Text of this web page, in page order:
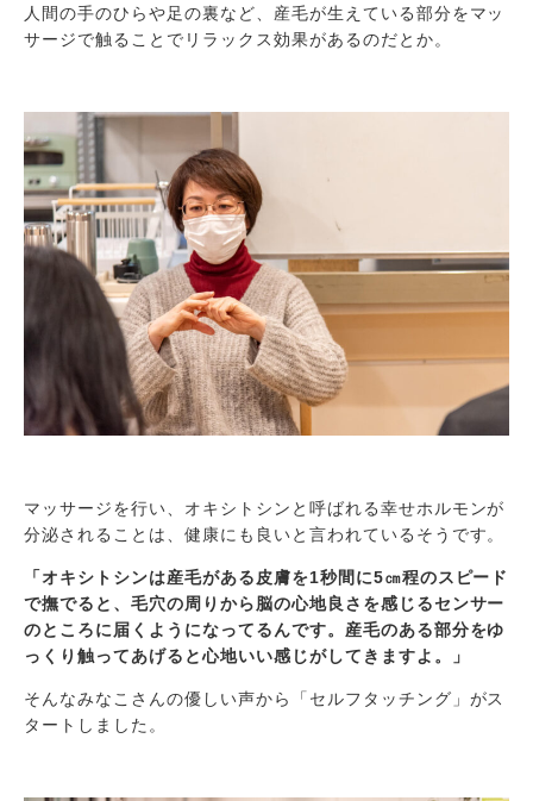
人間の手のひらや足の裏など、産毛が生えている部分をマッ
サージで触ることでリラックス効果があるのだとか。
マッサージを行い、オキシトシンと呼ばれる幸せホルモンが
分泌されることは、健康にも良いと言われているそうです。
「オキシトシンは産毛がある皮膚を1秒間に5㎝程のスピード
で撫でると、毛穴の周りから脳の心地良さを感じるセンサー
のところに届くようになってるんです。産毛のある部分をゆ
っくり触ってあげると心地いい感じがしてきますよ。」
そんなみなこさんの優しい声から「セルフタッチング」がス
タートしました。